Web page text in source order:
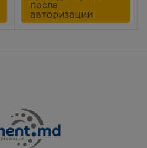
после
авторизации